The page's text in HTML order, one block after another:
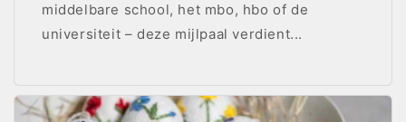
middelbare school, het mbo, hbo of de
universiteit – deze mijlpaal verdient...